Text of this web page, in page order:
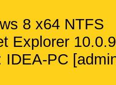
8 x64 NTFS
Explorer
IDEA-PC